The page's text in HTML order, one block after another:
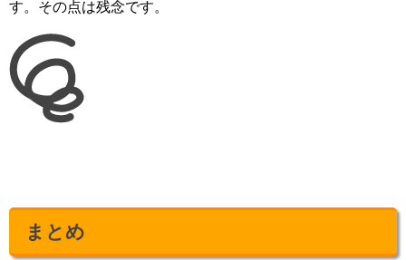
す。その点は残念です。
まとめ